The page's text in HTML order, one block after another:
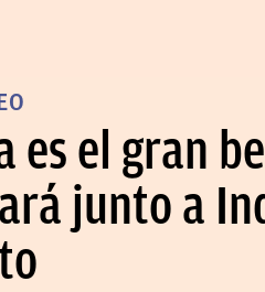
es el gran
junto a